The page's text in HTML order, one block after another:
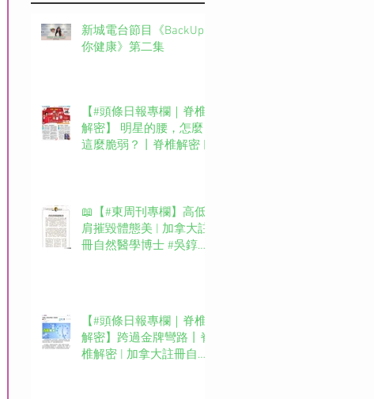
新城電台節目《BackUp
你健康》第二集
【#頭條日報專欄｜脊椎
解密】 明星的腰，怎麼
這麼脆弱？丨脊椎解密 |
📖【#東周刊專欄】高低
肩摧毀體態美 | 加拿大註
冊自然醫學博士 #吳錞銦
【#頭條日報專欄｜脊椎
解密】跨過金牌彎路丨脊
椎解密 | 加拿大註冊自然